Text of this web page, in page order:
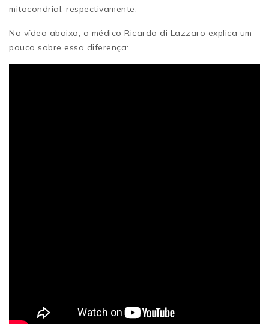
mitocondrial, respectivamente.
No vídeo abaixo, o médico Ricardo di Lazzaro explica um
pouco sobre essa diferença: